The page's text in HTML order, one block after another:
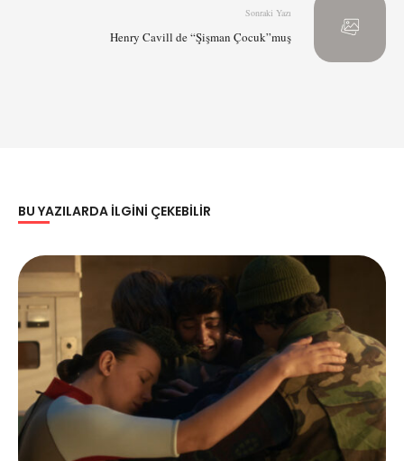
Sonraki Yazı
Henry Cavill de “Şişman Çocuk”muş
BU YAZILARDA ILGINI ÇEKEBILIR